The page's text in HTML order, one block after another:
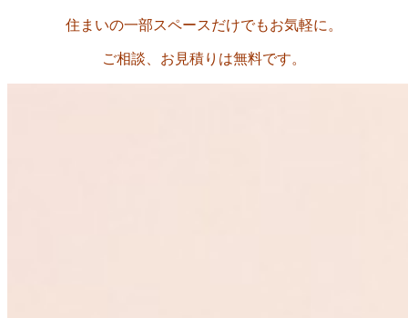
住まいの一部スペースだけでもお気軽に。
ご相談、お見積りは無料です。